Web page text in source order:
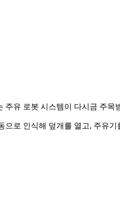
주유 로봇 시스템이 다시금 주목
으로 인식해 덮개를 열고, 주유